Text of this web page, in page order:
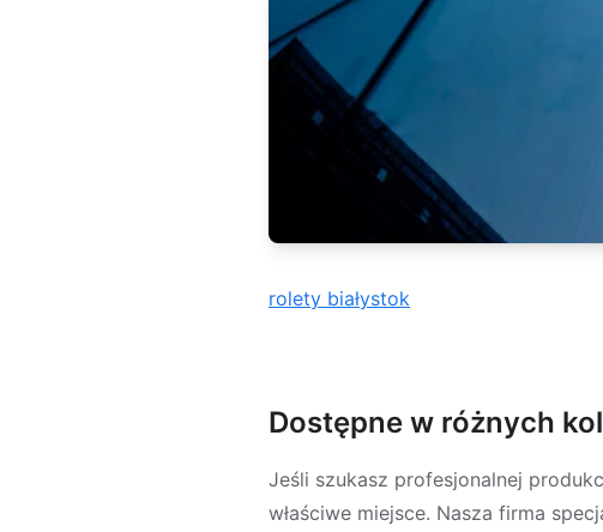
rolety białystok
Dostępne w różnych
Jeśli szukasz profesjonalnej
właściwe miejsce. Nasza firma